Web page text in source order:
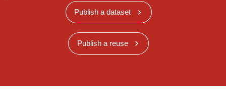
Publish a dataset
Publish a reuse